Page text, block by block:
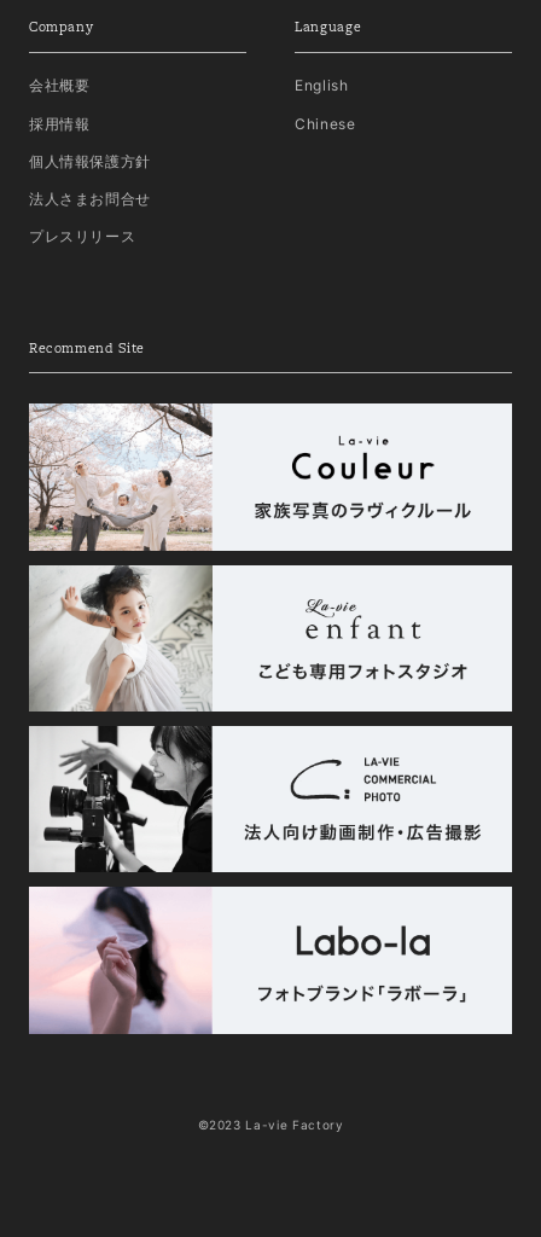
Company
会社概要
採用情報
個人情報保護方針
法人さまお問合せ
プレスリリース
Language
English
Chinese
Recommend Site
©2023 La-vie Factory